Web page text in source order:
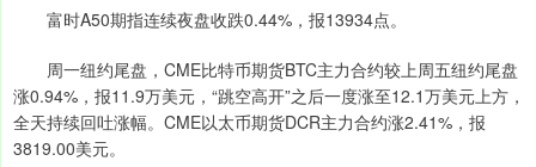
富时A50期指连续夜盘收跌0.44%，报13934点。
周一纽约尾盘，CME比特币期货BTC主力合约较上周五纽约尾盘
涨0.94%，报11.9万美元，“跳空高开”之后一度涨至12.1万美元上方，
全天持续回吐涨幅。CME以太币期货DCR主力合约涨2.41%，报
3819.00美元。